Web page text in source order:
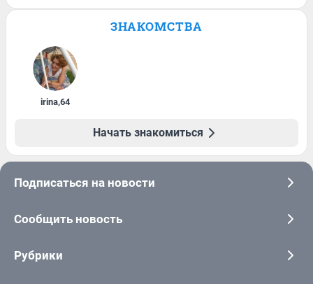
ЗНАКОМСТВА
irina,64
Начать знакомиться
Подписаться на новости
Сообщить новость
Рубрики